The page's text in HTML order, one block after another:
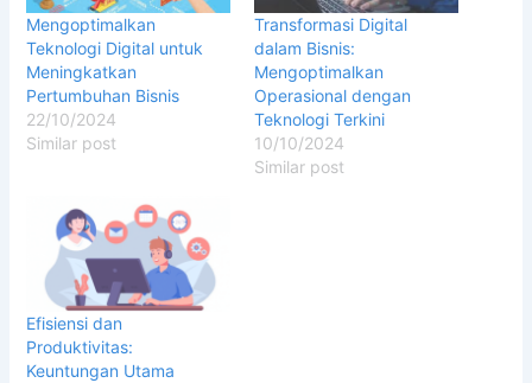
Mengoptimalkan
Teknologi Digital untuk
Meningkatkan
Pertumbuhan Bisnis
22/10/2024
Similar post
Transformasi Digital
dalam Bisnis:
Mengoptimalkan
Operasional dengan
Teknologi Terkini
10/10/2024
Similar post
Efisiensi dan
Produktivitas:
Keuntungan Utama